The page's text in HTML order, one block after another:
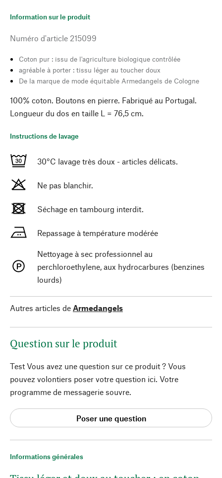
Informations générales
Information sur le produit
Numéro d'article 215099
Coton pur : issu de l'agriculture biologique contrôlée
agréable à porter : tissu léger au toucher doux
De la marque de mode équitable Armedangels de Cologne
100% coton. Boutons en pierre. Fabriqué au Portugal.
Longueur du dos en taille L = 76,5 cm.
Instructions de lavage
30°C lavage très doux - articles délicats.
Ne pas blanchir.
Séchage en tambourg interdit.
Repassage à température modérée
Nettoyage à sec professionnel au
perchloroethylene, aux hydrocarbures (benzines
lourds)
Autres articles de Armedangels
Question sur le produit
Test Vous avez une question sur ce produit ? Vous
pouvez volontiers poser votre question ici. Votre
programme de messagerie souvre.
Poser une question